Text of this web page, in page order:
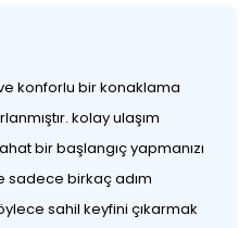
konforlu bir konaklama
kolay ulaşım
bir başlangıç yapmanızı
sadece birkaç adım
sahil keyfini çıkarmak